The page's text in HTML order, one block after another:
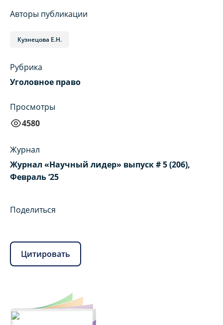
Авторы публикации
Кузнецова Е.Н.
Рубрика
Уголовное право
Просмотры
4580
Журнал
Журнал «Научный лидер» выпуск # 5 (206),
Февраль ‘25
Поделиться
Цитировать